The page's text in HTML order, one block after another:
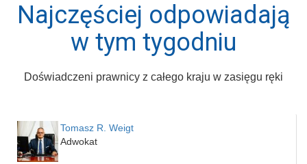
Najczęściej odpowiadają
w tym tygodniu
Doświadczeni prawnicy z całego kraju w zasięgu ręki
Tomasz R. Weigt
Adwokat